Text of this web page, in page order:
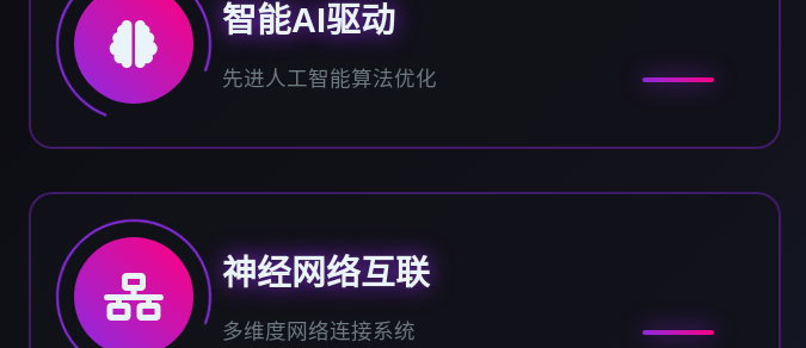
智能AI驱动
先进人工智能算法优化
神经网络互联
多维度网络连接系统